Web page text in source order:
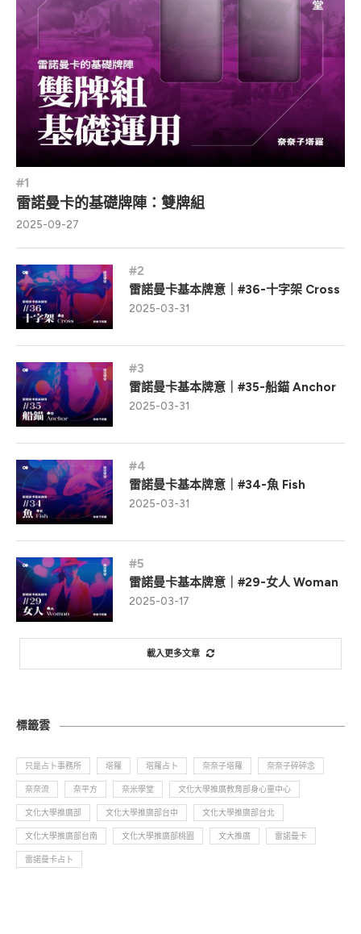
雷諾曼卡的基礎牌陣：雙牌組
2025-09-27
雷諾曼卡基本牌意｜#36-十字架 Cross
2025-03-31
雷諾曼卡基本牌意｜#35-船錨 Anchor
2025-03-31
雷諾曼卡基本牌意｜#34-魚 Fish
2025-03-31
雷諾曼卡基本牌意｜#29-女人 Woman
2025-03-17
載入更多文章
標籤雲
只是占卜事務所 塔羅 塔羅占卜 奈奈子塔羅 奈奈子碎碎念
奈奈流 奈平方 奈米學堂 文化大學推廣教育部身心靈中心
文化大學推廣部 文化大學推廣部台中 文化大學推廣部台北
文化大學推廣部台南 文化大學推廣部桃園 文大推廣 雷諾曼卡
雷諾曼卡占卜